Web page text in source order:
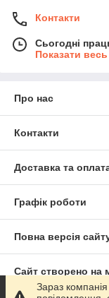
Контакти
Сьогодні
Показати
Про нас
Контакти
Доставка та
Графік роботи
Повна версія
Сайт створено на
Зараз